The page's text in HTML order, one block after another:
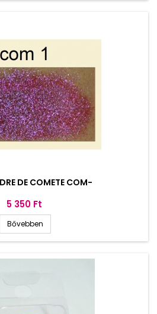
DE COMETE COM-
Ár
5 350 Ft
Bővebben